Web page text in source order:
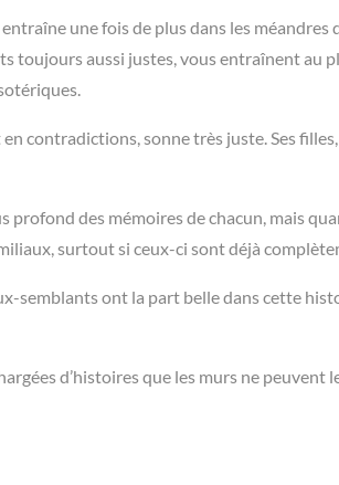
une fois de plus dans les méandres
toujours aussi justes, vous entraînent au
contradictions, sonne très juste. Ses
profond des mémoires de chacun, mais
surtout si ceux-ci sont déjà
semblants ont la part belle dans cette
d’histoires que les murs ne peuvent